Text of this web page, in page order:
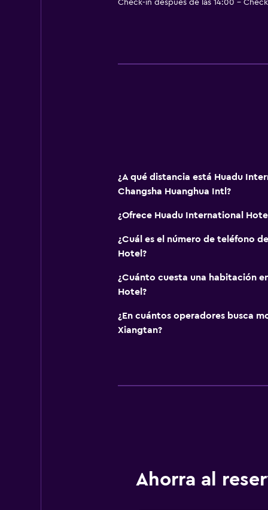
Sauna
Check-in después de las 14:00 -
¿A qué distancia está Huadu
Changsha Huanghua Intl?
¿Ofrece Huadu International
¿Cuál es el número de teléfono
Hotel?
¿Cuánto cuesta una habitación
Hotel?
¿En cuántos operadores busca
Xiangtan?
Ahorra al